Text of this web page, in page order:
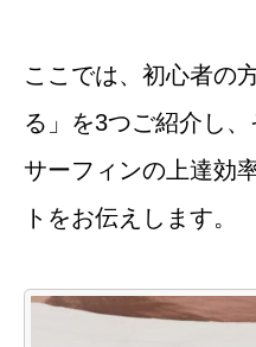
ここでは、初心者の
る」を3つご紹介し
サーフィンの上達効
トをお伝えします。